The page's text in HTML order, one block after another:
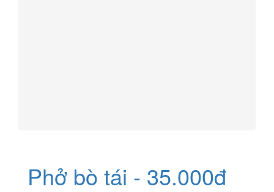
Phở bò tái - 35.000đ